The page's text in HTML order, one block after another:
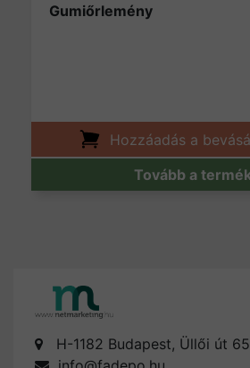
Gumiőrlemény
Hozzáadás a
Tovább a
H-1182 Budapest, Üllői út